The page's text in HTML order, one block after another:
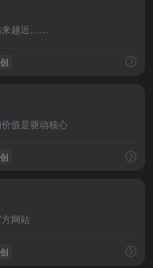
来越近……
值是驱动核心
网站